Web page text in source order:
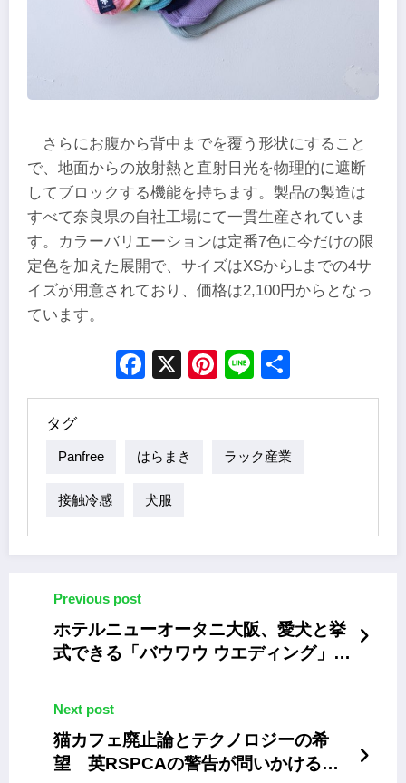
さらにお腹から背中までを覆う形状にすること
で、地面からの放射熱と直射日光を物理的に遮断
してブロックする機能を持ちます。製品の製造は
すべて奈良県の自社工場にて一貫生産されていま
す。カラーバリエーションは定番7色に今だけの限
定色を加えた展開で、サイズはXSからLまでの4サ
イズが用意されており、価格は2,100円からとなっ
ています。
Facebook
X Pinterest
Line
タグ
Panfree はらまき ラック産業
接触冷感 犬服
Previous post
ホテルニューオータニ大阪、愛犬と挙
式できる「バウワウ ウエディング」を
Next post
猫カフェ廃止論とテクノロジーの希
望 英RSPCAの警告が問いかける